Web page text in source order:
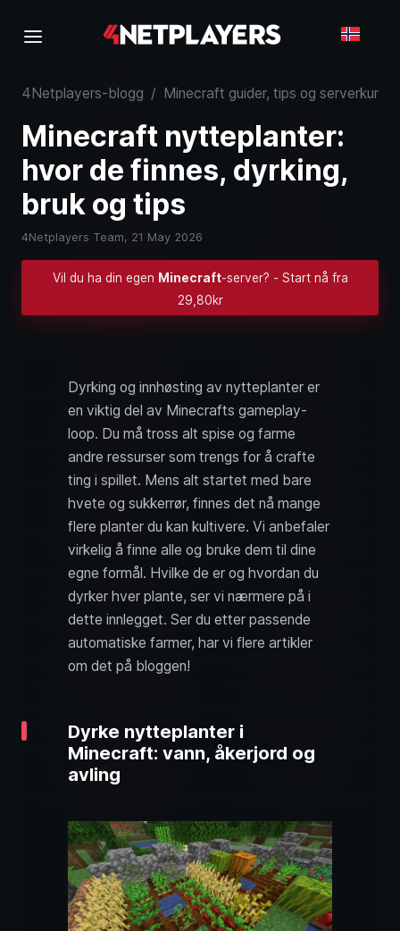
4Netplayers-blogg / Minecraft guider, tips og
Minecraft nytteplanter:
hvor de finnes, dyrking,
bruk og tips
4Netplayers Team, 21 May 2026
Vil du ha din egen Minecraft-server? - Start nå fra
29,80kr
Dyrking og innhøsting av nytteplanter er
en viktig del av Minecrafts gameplay-
loop. Du må tross alt spise og farme
andre ressurser som trengs for å crafte
ting i spillet. Mens alt startet med bare
hvete og sukkerrør, finnes det nå mange
flere planter du kan kultivere. Vi anbefaler
virkelig å finne alle og bruke dem til dine
egne formål. Hvilke de er og hvordan du
dyrker hver plante, ser vi nærmere på i
dette innlegget. Ser du etter passende
automatiske farmer, har vi flere artikler
om det på bloggen!
Dyrke nytteplanter i
Minecraft: vann, åkerjord og
avling